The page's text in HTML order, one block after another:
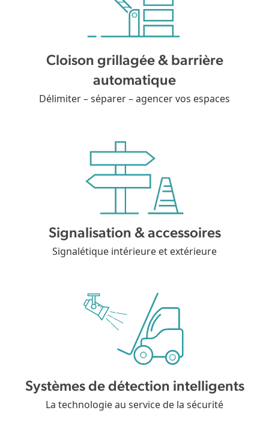
Cloison grillagée & barrière
automatique
Délimiter – séparer – agencer vos espaces
Signalisation & accessoires
Signalétique intérieure et extérieure
Systèmes de détection intelligents
La technologie au service de la sécurité